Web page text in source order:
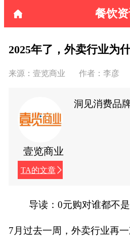
餐饮
2025年了，外卖行业为
来源：壹览商业 作者：李彦
壹览商业
TA的文章
洞见消费品
导读：0元购对谁都不是
7月过去一周，外卖行业再一